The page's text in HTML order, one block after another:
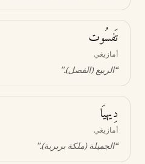
تَفسُوت
أمازيغي
“الربيع (الفصل).”
دِيهيَا
أمازيغي
“الجميلة (ملكة بربرية).”